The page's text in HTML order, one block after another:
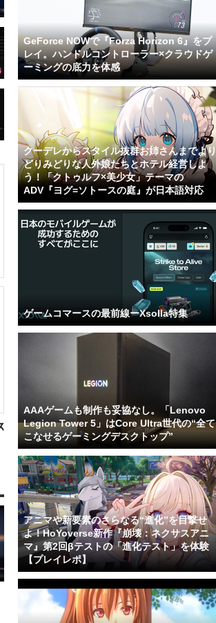
GeForce NOWで『Forza Horizon 6』をプ
レイ。ハンドルコントローラー×クラウドゲ
ーミングの底力を体感
クーデレからスタイル抜群お姉さんまでより
どりみどりな人外娘たちとホテル経営しよ
う！「クトゥルフ×美少女」テーマの
ADV『ヨグ=ソトースの庭』が日本語対応
ゲームコマースの最前線ーXsolla特集
AAAゲームも制作も妥協なし。「Lenovo
Legion Tower 5」はCore Ultra世代の“全て
こなせるゲーミングデスクトップ”
アニマや新要素のさらなる“進化”を目撃せ
よ！HoYoverse新作『崩壊：ネクサスアニ
マ』第2回βテストの「進化テスト」を体験
【プレイレポ】